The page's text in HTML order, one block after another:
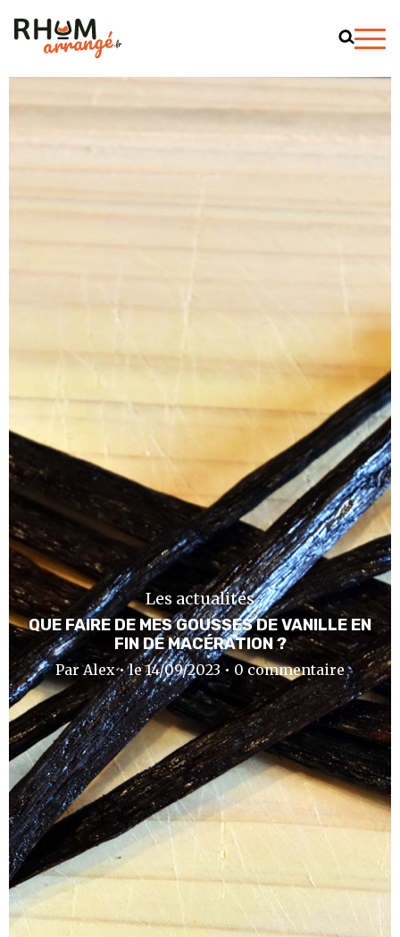
Les actualités
QUE FAIRE DE MES GOUSSES DE VANILLE EN
FIN DE MACÉRATION ?
Par Alex • le 14/09/2023 • 0 commentaire